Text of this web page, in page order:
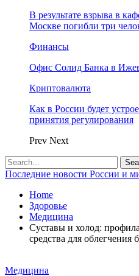
В результате взрыва в
Москве погибли три
Финансы
Офис Солид Банка в
Криптовалюта
Как в России будет
принятия регулирования
Prev Next
Последние новости России и
Home
Здоровье
Медицина
Суставы и холод:
средства для облегчения
Медицина